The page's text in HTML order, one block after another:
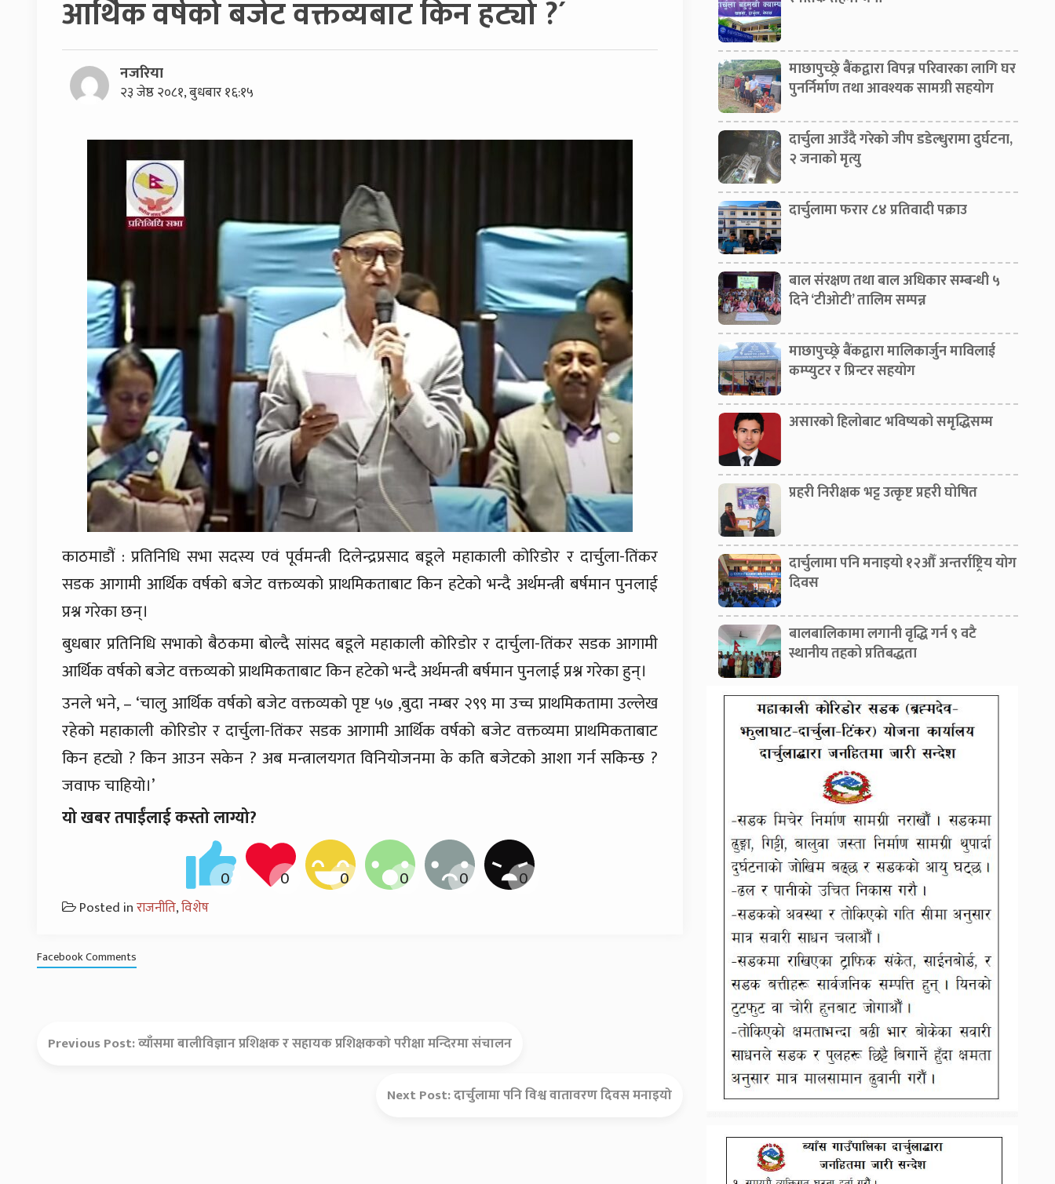
आर्थिक वर्षको बजेट वक्तव्यबाट किन हट्यो ?´
नजरिया
२३ जेष्ठ २०८१, बुधबार १६:१५
काठमाडौं : प्रतिनिधि सभा सदस्य एवं पूर्वमन्त्री दिलेन्द्रप्रसाद बडूले महाकाली कोरिडोर र दार्चुला-तिंकर
सडक आगामी आर्थिक वर्षको बजेट वक्तव्यको प्राथमिकताबाट किन हटेको भन्दै अर्थमन्त्री बर्षमान पुनलाई
प्रश्न गरेका छन्।
बुधबार प्रतिनिधि सभाको बैठकमा बोल्दै सांसद बडूले महाकाली कोरिडोर र दार्चुला-तिंकर सडक आगामी
आर्थिक वर्षको बजेट वक्तव्यको प्राथमिकताबाट किन हटेको भन्दै अर्थमन्त्री बर्षमान पुनलाई प्रश्न गरेका हुन्।
उनले भने, – ‘चालु आर्थिक वर्षको बजेट वक्तव्यको पृष्ट ५७ ,बुदा नम्बर २९९ मा उच्च प्राथमिकतामा उल्लेख
रहेको महाकाली कोरिडोर र दार्चुला-तिंकर सडक आगामी आर्थिक वर्षको बजेट वक्तव्यमा प्राथमिकताबाट
किन हट्यो ? किन आउन सकेन ? अब मन्त्रालयगत विनियोजनमा के कति बजेटको आशा गर्न सकिन्छ ?
जवाफ चाहियो।’
यो खबर तपाईंलाई कस्तो लाग्यो?
Posted inराजनीति,विशेष
Facebook Comments
Previous Post:व्याँसमा बालीविज्ञान प्रशिक्षक र सहायक प्रशिक्षकको परीक्षा मन्दिरमा संचालन
Next Post:दार्चुलामा पनि विश्व वातावरण दिवस मनाइयो
माछापुच्छ्रे बैंकद्वारा विपन्न परिवारका लागि घर
पुनर्निर्माण तथा आवश्यक सामग्री सहयोग
दार्चुला आउँदै गरेको जीप डडेल्धुरामा दुर्घटना,
२ जनाको मृत्यु
दार्चुलामा फरार ८४ प्रतिवादी पक्राउ
बाल संरक्षण तथा बाल अधिकार सम्बन्धी ५
दिने ‘टीओटी’ तालिम सम्पन्न
माछापुच्छ्रे बैंकद्वारा मालिकार्जुन माविलाई
कम्प्युटर र प्रिन्टर सहयोग
असारको हिलोबाट भविष्यको समृद्धिसम्म
प्रहरी निरीक्षक भट्ट उत्कृष्ट प्रहरी घोषित
दार्चुलामा पनि मनाइयो १२औँ अन्तर्राष्ट्रिय योग
दिवस
बालबालिकामा लगानी वृद्धि गर्न ९ वटै
स्थानीय तहको प्रतिबद्धता